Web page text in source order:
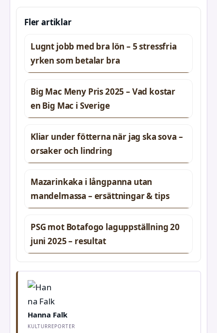
Fler artiklar
Lugnt jobb med bra lön – 5 stressfria
yrken som betalar bra
Big Mac Meny Pris 2025 – Vad kostar
en Big Mac i Sverige
Kliar under fötterna när jag ska sova –
orsaker och lindring
Mazarinkaka i långpanna utan
mandelmassa – ersättningar & tips
PSG mot Botafogo laguppställning 20
juni 2025 – resultat
Hanna Falk
KULTURREPORTER